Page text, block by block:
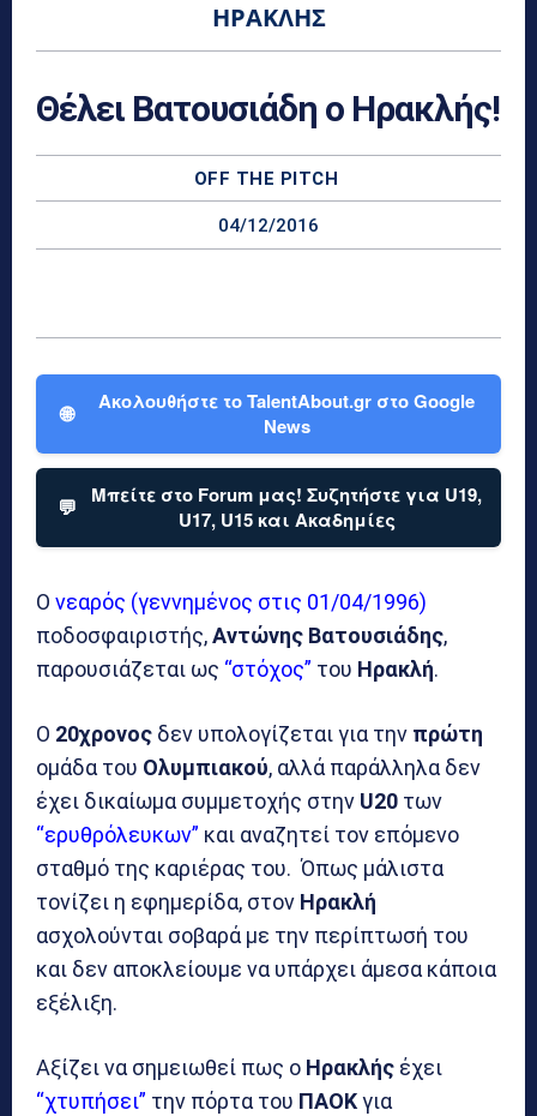
ΗΡΑΚΛΉΣ
Θέλει Βατουσιάδη ο Ηρακλής!
OFF THE PITCH
04/12/2016
🌐
Ακολουθήστε το TalentAbout.gr στο Google
News
💬
Μπείτε στο Forum μας! Συζητήστε για U19,
U17, U15 και Ακαδημίες
Ο νεαρός (γεννημένος στις 01/04/1996)
ποδοσφαιριστής,Αντώνης Βατουσιάδης,
παρουσιάζεται ως “στόχος” του Ηρακλή.
Ο 20χρονος δεν υπολογίζεται για την πρώτη
ομάδα του Ολυμπιακού, αλλά παράλληλα δεν
έχει δικαίωμα συμμετοχής στην U20 των
“ερυθρόλευκων” και αναζητεί τον επόμενο
σταθμό της καριέρας του. Όπως μάλιστα
τονίζει η εφημερίδα, στον Ηρακλή
ασχολούνται σοβαρά με την περίπτωσή του
και δεν αποκλείουμε να υπάρχει άμεσα κάποια
εξέλιξη.
Αξίζει να σημειωθεί πως ο Ηρακλής έχει
“χτυπήσει” την πόρτα του ΠΑΟΚγια